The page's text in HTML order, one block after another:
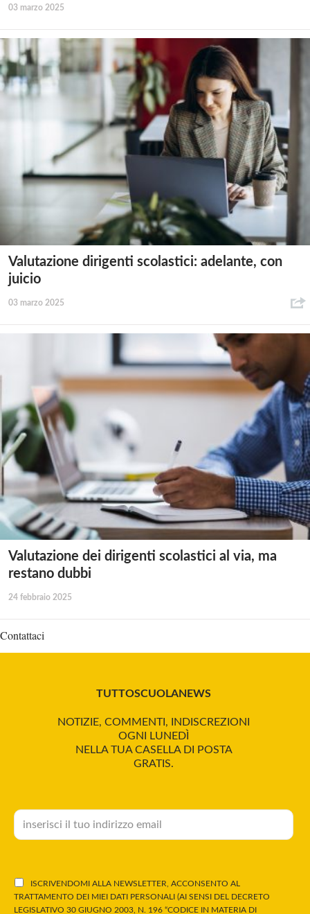
03 marzo 2025
Valutazione dirigenti scolastici: adelante, con
juicio
03 marzo 2025
Valutazione dei dirigenti scolastici al via, ma
restano dubbi
24 febbraio 2025
Contattaci
TUTTOSCUOLANEWS
NOTIZIE, COMMENTI, INDISCREZIONI
OGNI LUNEDÌ
NELLA TUA CASELLA DI POSTA
GRATIS.
ISCRIVENDOMI ALLA NEWSLETTER, ACCONSENTO AL
TRATTAMENTO DEI MIEI DATI PERSONALI (AI SENSI DEL DECRETO
LEGISLATIVO 30 GIUGNO 2003, N. 196 “CODICE IN MATERIA DI